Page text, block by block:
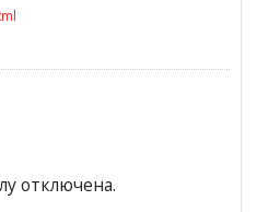
отключена.